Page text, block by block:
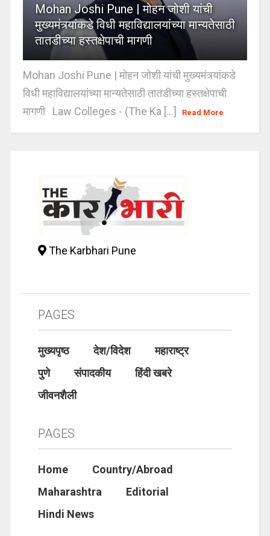
Mohan Joshi Pune | मोहन जोशी यांची
मुख्यमंत्र्यांकडे विधी महाविद्यालयांच्या मान्यतेसाठी
तातडीच्या हस्तक्षेपाची मागणी
Mohan Joshi Pune | मोहन जोशी यांची मुख्यमंत्र्यांकडे
विधी महाविद्यालयांच्या मान्यतेसाठी तातडीच्या हस्तक्षेपाची
मागणी Law Colleges - (The Ka [...]
Read More
The Karbhari Pune
PAGES
मुख्यपृष्ठ देश/विदेश
महाराष्ट्र
पुणे
संपादकीय
हिंदी खबरे
जीवनशैली
PAGES
Home
Country/Abroad
Maharashtra
Editorial
Hindi News